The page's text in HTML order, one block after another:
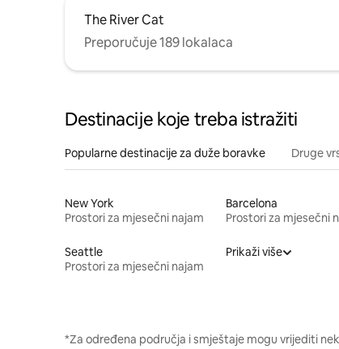
The River Cat
Preporučuje 189 lokalaca
Destinacije koje treba istražiti
Popularne destinacije za duže boravke Druge
New York
Prostori za mjesečni najam
Barcelona
Prostori za mjesečni
Seattle
Prostori za mjesečni najam
Prikaži više
*Za određena područja i smještaje mogu vrijediti